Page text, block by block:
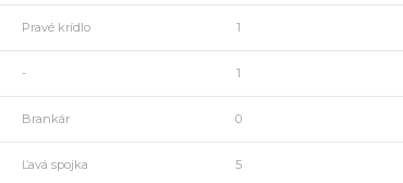
Pravé krídlo 1
- 1
Brankár 0
Ľavá spojka 5